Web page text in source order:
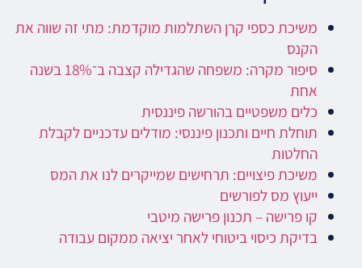
משיכת כספי קרן השתלמות מוקדמת: מתי זה שווה את
הקנס
סיפור מקרה: משפחה שהגדילה קצבה ב־18% בשנה
אחת
כלים משפטיים בהורשה פיננסית
תוחלת חיים ותכנון פיננסי: מודלים עדכניים לקבלת
החלטות
משיכת פיצויים: תרחישים שמייקרים לנו את המס
ייעוץ מס לפורשים
קו פרישה – תכנון פרישה מיטבי
בדיקת כיסוי ביטוחי לאחר יציאה ממקום עבודה